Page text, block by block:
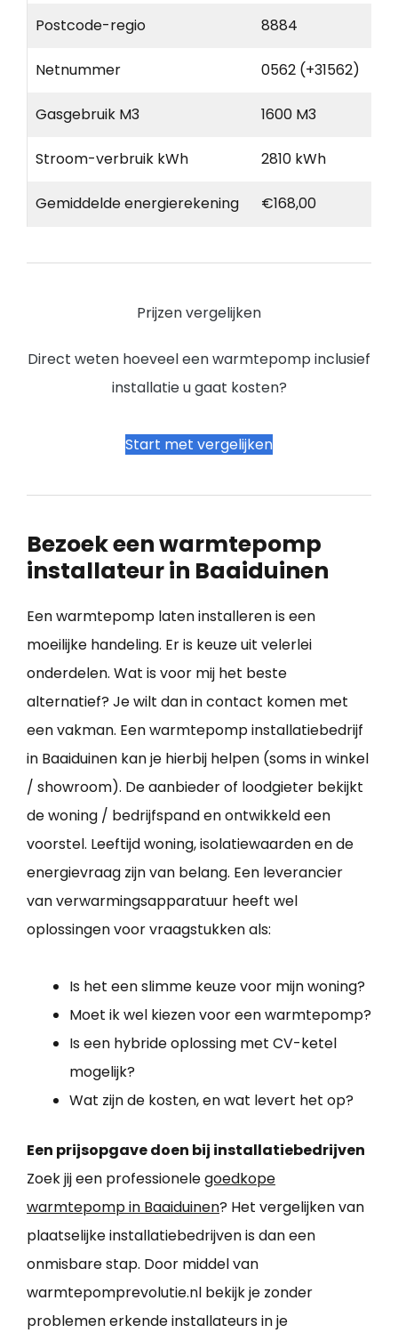
Postcode-regio 8884
Netnummer 0562 (+31562)
Gasgebruik M3 1600 M3
Stroom-verbruik kWh 2810 kWh
Gemiddelde energierekening €168,00
Prijzen vergelijken
Direct weten hoeveel een warmtepomp inclusief
installatie u gaat kosten?
Start met vergelijken
Bezoek een warmtepomp
installateur in Baaiduinen
Een warmtepomp laten installeren is een
moeilijke handeling. Er is keuze uit velerlei
onderdelen. Wat is voor mij het beste
alternatief? Je wilt dan in contact komen met
een vakman. Een warmtepomp installatiebedrijf
in Baaiduinen kan je hierbij helpen (soms in winkel
/ showroom). De aanbieder of loodgieter bekijkt
de woning / bedrijfspand en ontwikkeld een
voorstel. Leeftijd woning, isolatiewaarden en de
energievraag zijn van belang. Een leverancier
van verwarmingsapparatuur heeft wel
oplossingen voor vraagstukken als:
Is het een slimme keuze voor mijn woning?
Moet ik wel kiezen voor een warmtepomp?
Is een hybride oplossing met CV-ketel
mogelijk?
Wat zijn de kosten, en wat levert het op?
Een prijsopgave doen bij installatiebedrijven
Zoek jij een professionelegoedkope
warmtepomp in Baaiduinen? Het vergelijken van
plaatselijke installatiebedrijven is dan een
onmisbare stap. Door middel van
warmtepomprevolutie.nl bekijk je zonder
problemen erkende installateurs in je